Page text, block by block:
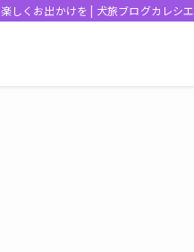
しくお出かけを | 犬旅ブログカレシエ